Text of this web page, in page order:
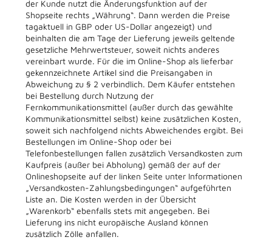
der Kunde nutzt die Änderungsfunktion auf der
Shopseite rechts „Währung“. Dann werden die Preise
tagaktuell in GBP oder US-Dollar angezeigt) und
beinhalten die am Tage der Lieferung jeweils geltende
gesetzliche Mehrwertsteuer, soweit nichts anderes
vereinbart wurde. Für die im Online-Shop als lieferbar
gekennzeichnete Artikel sind die Preisangaben in
Abweichung zu § 2 verbindlich. Dem Käufer entstehen
bei Bestellung durch Nutzung der
Fernkommunikationsmittel (außer durch das gewählte
Kommunikationsmittel selbst) keine zusätzlichen Kosten,
soweit sich nachfolgend nichts Abweichendes ergibt. Bei
Bestellungen im Online-Shop oder bei
Telefonbestellungen fallen zusätzlich Versandkosten zum
Kaufpreis (außer bei Abholung) gemäß der auf der
Onlineshopseite auf der linken Seite unter Informationen
„Versandkosten-Zahlungsbedingungen“ aufgeführten
Liste an. Die Kosten werden in der Übersicht
„Warenkorb“ ebenfalls stets mit angegeben. Bei
Lieferung ins nicht europäische Ausland können
zusätzlich Zölle anfallen.